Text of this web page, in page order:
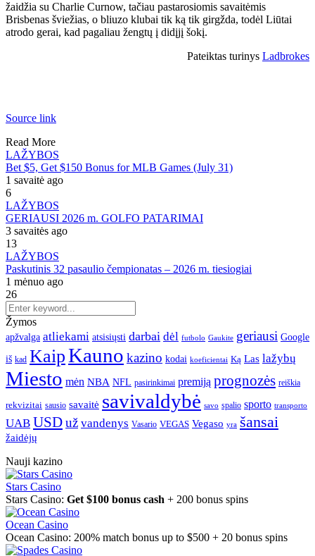
žaidžia su Charlie Curnow, tačiau pastarosiomis savaitėmis
Brisbenas šviežias, o bliuzo klubai tik ką tik girgžda, todėl Liūtai
atrodo gerai, kad pagaliau žengtų į didįjį šokį.
Pateiktas turinys Ladbrokes
Source link
Read More
LAŽYBOS
Bet $5, Get $150 Bonus for MLB Games (July 31)
1 savaitė ago
6
LAŽYBOS
GERIAUSI 2026 m. GOLFO PATARIMAI
3 savaitės ago
13
LAŽYBOS
Paskutinis 32 pasaulio čempionatas – 2026 m. tiesiogiai
1 mėnuo ago
26
Žymos
apžvalga atliekami atsisiųsti darbai dėl futbolo Gaukite geriausi Google
iš kad KaipKauno kazino kodai koeficientai Ką Las lažybų
Miesto mėn NBA NFL pasirinkimai premiją prognozės reiškia
rekvizitai sausio savaitė savivaldybė savo spalio sporto transporto
UAB USDuž vandenys Vasario VEGAS Vegaso yra šansai
žaidėjų
Nauji kazino
Stars Casino
Stars Casino: Get $100 bonus cash + 200 bonus spins
Ocean Casino
Ocean Casino: 200% match bonus up to $500 + 20 bonus spins